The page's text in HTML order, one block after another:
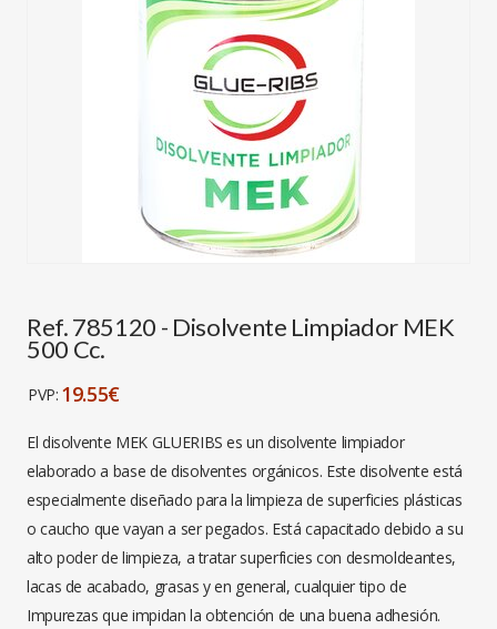
Ref. 785120 - Disolvente Limpiador MEK
500 Cc.
PVP: 19.55€
El disolvente MEK GLUERIBS es un disolvente limpiador
elaborado a base de disolventes orgánicos. Este disolvente está
especialmente diseñado para la limpieza de superficies plásticas
o caucho que vayan a ser pegados. Está capacitado debido a su
alto poder de limpieza, a tratar superficies con desmoldeantes,
lacas de acabado, grasas y en general, cualquier tipo de
Impurezas que impidan la obtención de una buena adhesión.